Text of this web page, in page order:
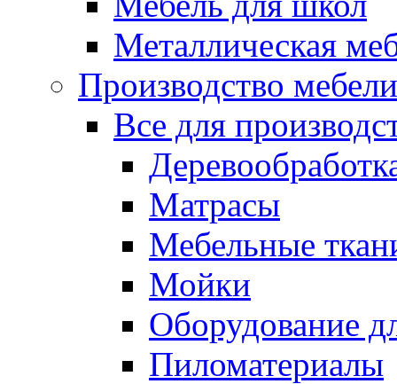
Металлическая
Производство мебели
Все для
Матрасы
Мебельные
Мойки
Оборудование
Пиломатериалы